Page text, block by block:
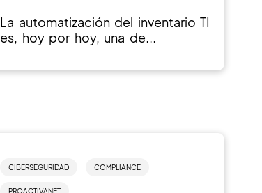
La automatización del inventario TI
es, hoy por hoy, una de...
CIBERSEGURIDAD COMPLIANCE
PROACTIVANET